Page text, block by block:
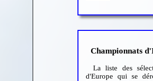
Championnats
La liste des
d'Europe qui se